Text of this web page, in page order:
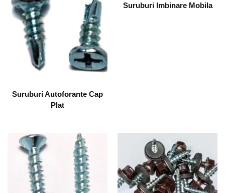
Suruburi Autoforante Cap
Plat
Suruburi Imbinare Mobila